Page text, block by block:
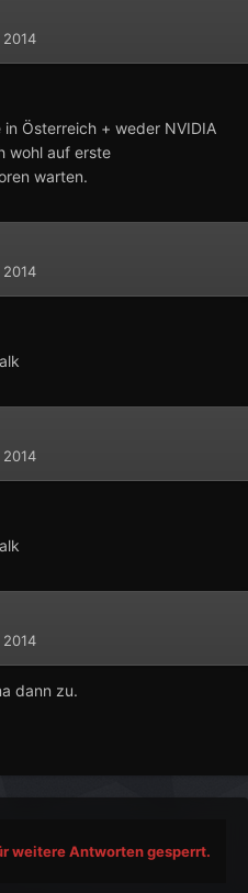
Österreich + weder NVIDIA
wohl auf erste
warten.
dann zu.
weitere Antworten gesperrt.